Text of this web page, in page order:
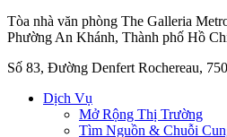
Tòa nhà văn phòng The Galleria
Phường An Khánh, Thành phố Hồ
Số 83, Đường Denfert Rochereau,
Dịch Vụ
Mở Rộng Thị Trường
Tìm Nguồn & Chuỗi